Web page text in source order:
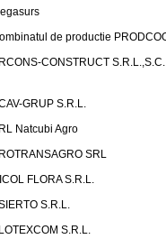
de productie
CONSTRUCT S.R.L.,S.C.
GRUP S.R.L.
Natcubi Agro
SRL
FLORA S.R.L.
S.R.L.
S.R.L.